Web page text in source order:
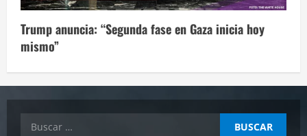
Trump anuncia: “Segunda fase en Gaza inicia hoy
mismo”
Buscar: